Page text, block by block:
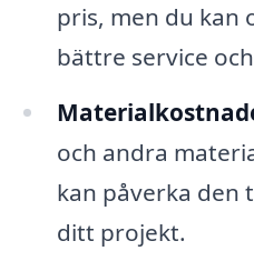
pris, men du kan
bättre service
och andra
kan påverka den
ditt projekt.